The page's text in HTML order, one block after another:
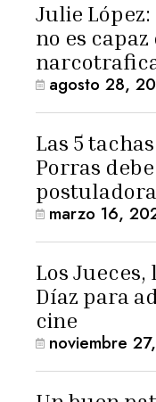
Julie
no es
agosto 28,
Las 5
Porras
marzo 16,
Los Jueces, los motivos de César
Díaz para
cine
noviembre